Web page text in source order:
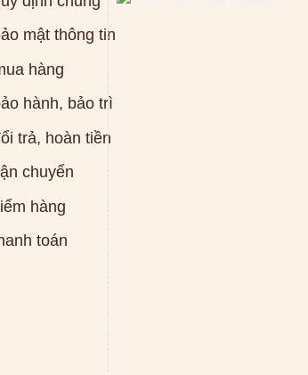
mật thông tin
hàng
hành, bảo trì
trả, hoàn tiền
chuyển
hàng
toán